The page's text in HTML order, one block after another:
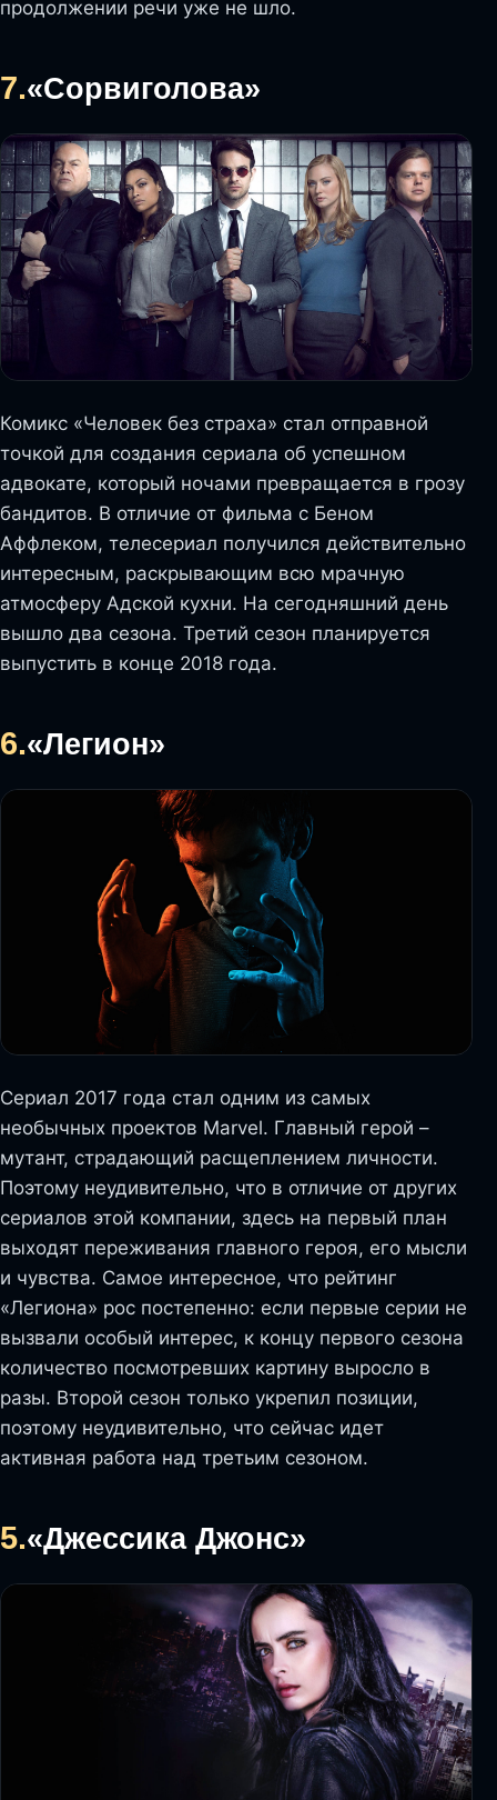
продолжении речи уже не шло.
7.«Сорвиголова»
Комикс «Человек без страха» стал отправной
точкой для создания сериала об успешном
адвокате, который ночами превращается в грозу
бандитов. В отличие от фильма с Беном
Аффлеком, телесериал получился действительно
интересным, раскрывающим всю мрачную
атмосферу Адской кухни. На сегодняшний день
вышло два сезона. Третий сезон планируется
выпустить в конце 2018 года.
6.«Легион»
Сериал 2017 года стал одним из самых
необычных проектов Marvel. Главный герой –
мутант, страдающий расщеплением личности.
Поэтому неудивительно, что в отличие от других
сериалов этой компании, здесь на первый план
выходят переживания главного героя, его мысли
и чувства. Самое интересное, что рейтинг
«Легиона» рос постепенно: если первые серии не
вызвали особый интерес, к концу первого сезона
количество посмотревших картину выросло в
разы. Второй сезон только укрепил позиции,
поэтому неудивительно, что сейчас идет
активная работа над третьим сезоном.
5.«Джессика Джонс»